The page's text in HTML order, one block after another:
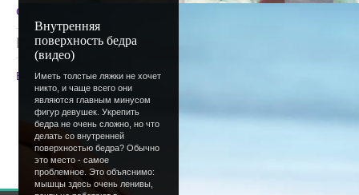
Внутренняя
поверхность бедра
(видео)
Иметь толстые ляжки не хочет
никто, и чаще всего они
являются главным минусом
фигур девушек. Укрепить
бедра не очень сложно, но что
делать со внутренней
поверхностью бедра? Обычно
это место - самое
проблемное. Это объяснимо:
мышцы здесь очень ленивы,
отсутствие форума)
Просмотров: 1240 |
Всего комментариев:0
Добавлять комментарии могут